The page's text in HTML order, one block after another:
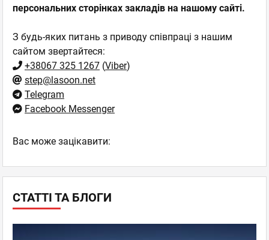
СТАТТІ ТА БЛОГИ
персональних сторінках закладів на нашому сайті.
З будь-яких питань з приводу співпраці з нашим
сайтом звертайтеся:
+38067 325 1267 (Viber)
step@lasoon.net
Telegram
Facebook Messenger
Вас може зацікавити: